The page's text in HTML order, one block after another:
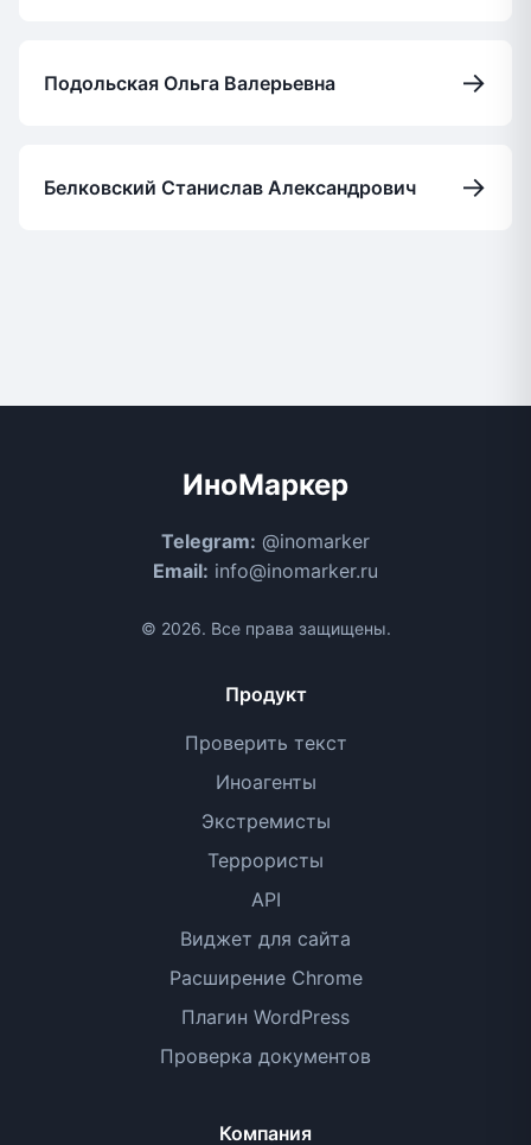
Подольская Ольга Валерьевна →
Белковский Станислав Александрович →
ИноМаркер
Telegram: @inomarker
Email: info@inomarker.ru
© 2026. Все права защищены.
Продукт
Проверить текст
Иноагенты
Экстремисты
Террористы
API
Виджет для сайта
Расширение Chrome
Плагин WordPress
Проверка документов
Компания